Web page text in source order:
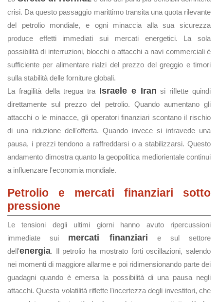
crisi. Da questo passaggio marittimo transita una quota rilevante
del petrolio mondiale, e ogni minaccia alla sua sicurezza
produce effetti immediati sui mercati energetici. La sola
possibilità di interruzioni, blocchi o attacchi a navi commerciali è
sufficiente per alimentare rialzi del prezzo del greggio e timori
sulla stabilità delle forniture globali.
La fragilità della tregua tra Israele e Iran si riflette quindi
direttamente sul prezzo del petrolio. Quando aumentano gli
attacchi o le minacce, gli operatori finanziari scontano il rischio
di una riduzione dell'offerta. Quando invece si intravede una
pausa, i prezzi tendono a raffreddarsi o a stabilizzarsi. Questo
andamento dimostra quanto la geopolitica mediorientale continui
a influenzare l'economia mondiale.
Petrolio e mercati finanziari sotto
pressione
Le tensioni degli ultimi giorni hanno avuto ripercussioni
immediate sui mercati finanziari e sul settore
dell'energia. Il petrolio ha mostrato forti oscillazioni, salendo
nei momenti di maggiore allarme e poi ridimensionando parte dei
guadagni quando è emersa la possibilità di una pausa negli
attacchi. Questa volatilità riflette l'incertezza degli investitori, che